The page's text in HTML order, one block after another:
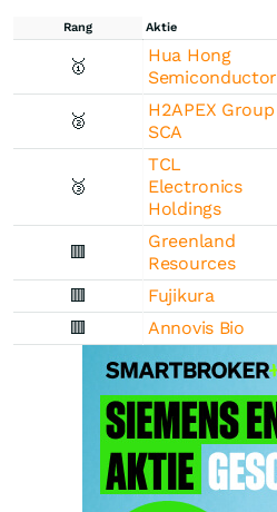
Rang Aktie
🥇
Hua Hong
Semiconductor
🥈
H2APEX Group
SCA
🥉
TCL
Electronics
Holdings
🟥
Greenland
Resources
🟥 Fujikura
🟥
Annovis Bio